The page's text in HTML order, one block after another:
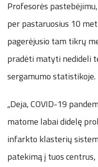
Profesorės
per pastaruosius 10
pagerėjusio tam tikrų
pradėti matyti nedideli
sergamumo statistikoje.
„Deja, COVID-19
matome labai didelę
infarkto klasterių
patekimą į tuos